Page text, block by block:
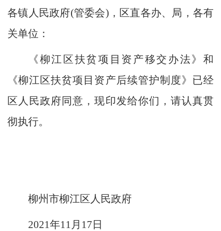
各镇人民政府(管委会) ，区直各办、局，各有
关单位：
《柳江区扶贫项目资产移交办法》和
《柳江区扶贫项目资产后续管护制度》已经
区人民政府同意，现印发给你们，请认真贯
彻执行。
柳州市柳江区人民政府
2021年11月 17 日